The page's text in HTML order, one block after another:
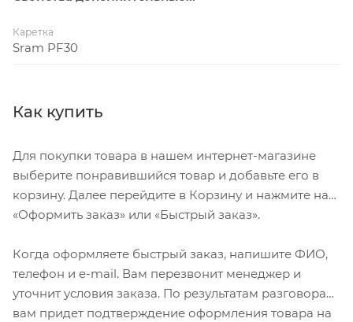
Каретка
Sram PF30
Как купить
Для покупки товара в нашем интернет-магазине
выберите понравившийся товар и добавьте его в
корзину. Далее перейдите в Корзину и нажмите на
«Оформить заказ» или «Быстрый заказ».
Когда оформляете быстрый заказ, напишите ФИО,
телефон и e-mail. Вам перезвонит менеджер и
уточнит условия заказа. По результатам разговора
вам придет подтверждение оформления товара на